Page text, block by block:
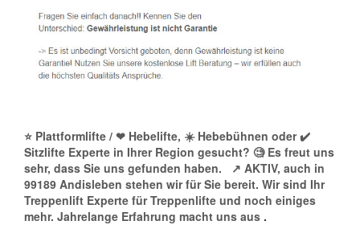
⭐ Plattformlifte / ❤ Hebelifte, ☀️ Hebebühnen oder ✔️
Sitzlifte Experte in Ihrer Region gesucht? 🧐 Es freut uns
sehr, dass Sie uns gefunden haben.
↗️ AKTIV, auch in
99189 Andisleben stehen wir für Sie bereit. Wir sind Ihr
Treppenlift Experte für Treppenlifte und noch einiges
mehr. Jahrelange Erfahrung macht uns aus .